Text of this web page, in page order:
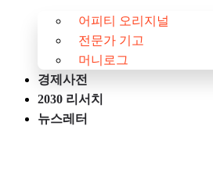
어피티 오리지널
전문가 기고
머니로그
경제사전
2030 리서치
뉴스레터